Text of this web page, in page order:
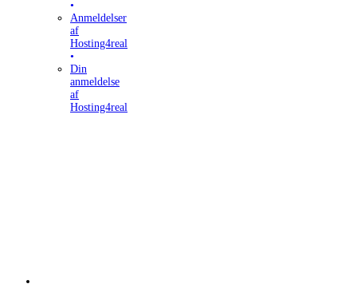
Anmeldelser
af
Hosting4real
Din
anmeldelse
af
Hosting4real